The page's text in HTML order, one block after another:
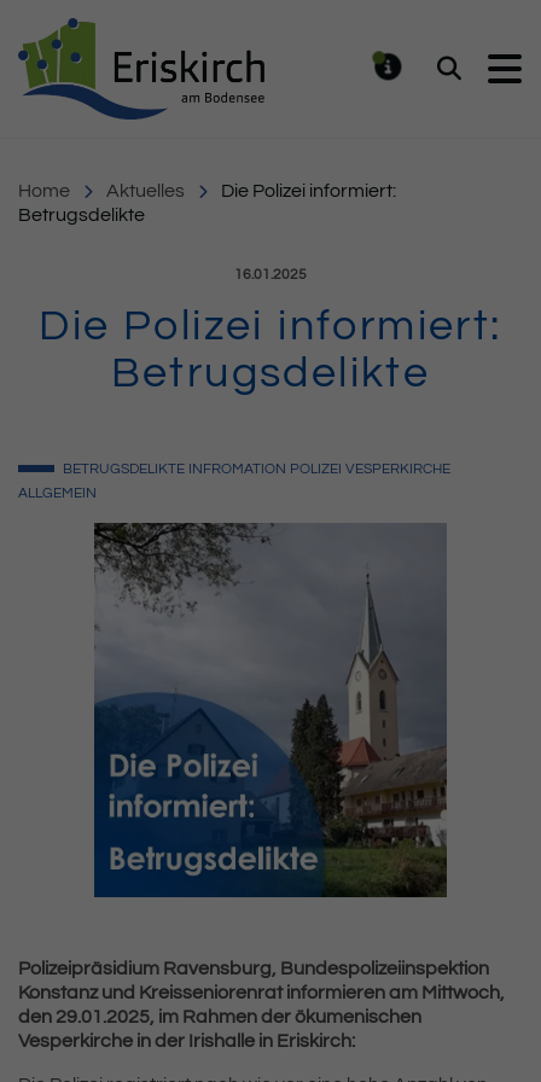
Suchen
Home Aktuelles
Die Polizei informiert:
Betrugsdelikte
Veröffentlicht am:
16.01.2025
Die Polizei informiert:
Betrugsdelikte
BETRUGSDELIKTE INFROMATION POLIZEI VESPERKIRCHE
ALLGEMEIN
Polizeipräsidium Ravensburg, Bundespolizeiinspektion
Konstanz und Kreisseniorenrat informieren am Mittwoch,
den 29.01.2025, im Rahmen der ökumenischen
Vesperkirche in der Irishalle in Eriskirch: